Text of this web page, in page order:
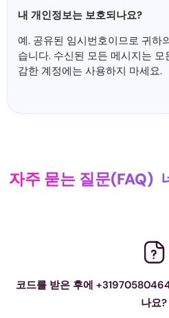
내 개인정보는 보호되나요?
예. 공유된 임시번호이므로 귀하
습니다. 수신된 모든 메시지는
감한 계정에는 사용하지 마세요.
자주 묻는 질문(FAQ)
코드를 받은 후에
나요?